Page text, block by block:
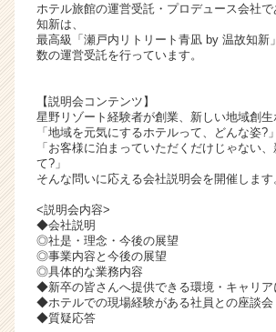
チ
ア
キ
ア
（C
h
e
e
a
r
e
e
ホテル旅館の運営受託・プロデュース会社
知新は、
最高級「瀬戸内リトリート青凪 by 温故知新
数の運営受託を行っています。
【説明会コンテンツ】
星野リゾート経験者が創業、新しい地域創
「地域を元気にするホテルって、どんな姿?」
「お客様に泊まっていただくだけじゃない
て?」
そんな問いに応える会社説明会を開催します
<説明会内容>
◆会社説明
◎社是・理念・今後の展望
◎事業内容と今後の展望
◎具体的な業務内容
◆新卒の皆さんへ提供できる環境・キャリア
◆ホテルでの現場経験がある社員との座談会
◆質疑応答